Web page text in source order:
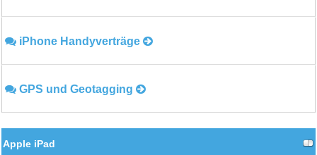
iPhone Handyverträge
GPS und Geotagging
Apple iPad